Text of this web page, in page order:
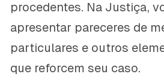
procedentes. Na Justiça,
apresentar pareceres de
particulares e outros
que reforcem seu caso.